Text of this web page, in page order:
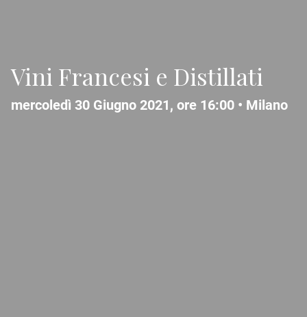
Vini Francesi e Distillati
mercoledì 30 Giugno 2021, ore 16:00 • Milano